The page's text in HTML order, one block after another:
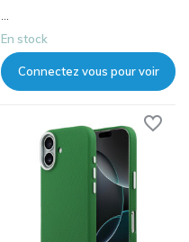
...
En stock
Connectez vous pour voir